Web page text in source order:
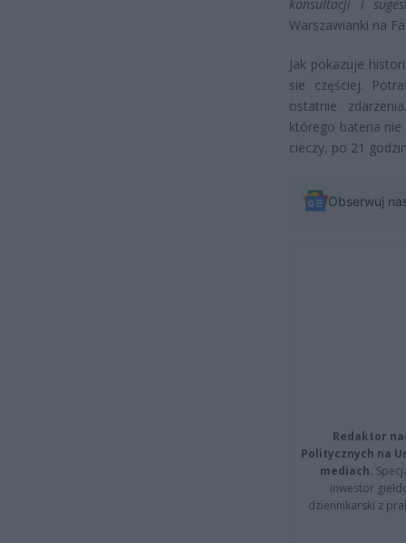
konsultacji i
Warszawianki na
Jak pokazuje
sie częściej.
ostatnie
którego bateria nie
cieczy, po 21
Obserwuj
Redaktor
Politycznych na
mediach.
inwestor
dziennikarski z